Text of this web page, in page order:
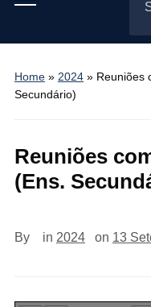
menu
for:
Home» 2024» Reuniões
Secundário)
Reuniões
(Ens.
By in 2024 on 13